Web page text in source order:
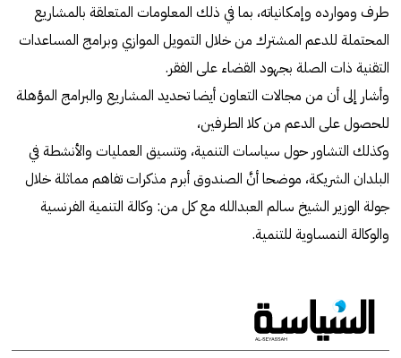
طرف وموارده وإمكانياته، بما في ذلك المعلومات المتعلقة بالمشاريع
المحتملة للدعم المشترك من خلال التمويل الموازي وبرامج المساعدات
التقنية ذات الصلة بجهود القضاء على الفقر.
وأشار إلى أن من مجالات التعاون أيضا تحديد المشاريع والبرامج المؤهلة
للحصول على الدعم من كلا الطرفين،
وكذلك التشاور حول سياسات التنمية، وتنسيق العمليات والأنشطة في
البلدان الشريكة، موضحا أنَّ الصندوق أبرم مذكرات تفاهم مماثلة خلال
جولة الوزير الشيخ سالم العبدالله مع كل من: وكالة التنمية الفرنسية
والوكالة النمساوية للتنمية.